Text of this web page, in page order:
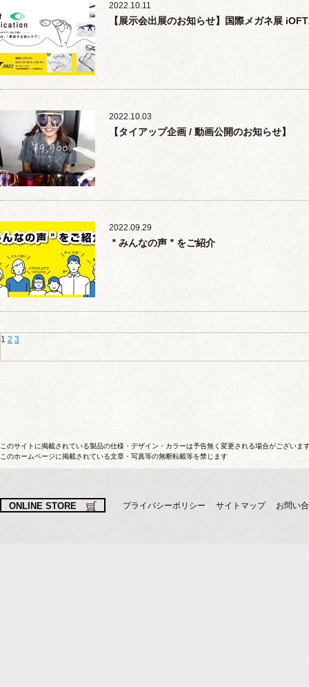
2022.10.11
【展示会出展のお知らせ】国際メガネ展
2022.10.03
【タイアップ企画 / 動画公開のお知らせ】
2022.09.29
＂みんなの声＂をご紹介
1 2 3
このサイトに掲載されている製品の仕様・デザイン・カラーは予告無く変更される場合がござい
このホームページに掲載されている文章・写真等の無断転載等を禁じます
ONLINE STORE プライバシーポリシー サイトマップ お問い